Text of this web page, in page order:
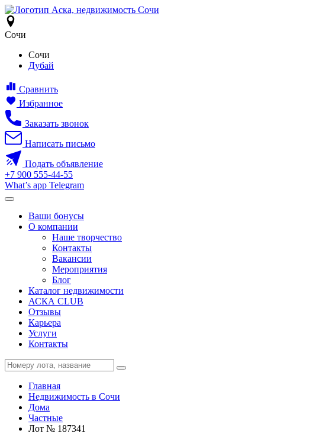
Сочи
Сочи
Дубай
Сравнить
Избранное
Заказать звонок
Написать письмо
Подать объявление
+7 900 555-44-55
What’s app Telegram
Ваши бонусы
О компании
Наше творчество
Контакты
Вакансии
Мероприятия
Блог
Каталог недвижимости
АСКА CLUB
Отзывы
Карьера
Услуги
Контакты
Главная
Недвижимость в Сочи
Дома
Частные
Лот № 187341